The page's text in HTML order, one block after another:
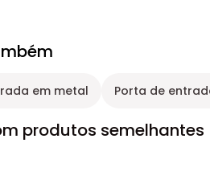
em metal Porta de
produtos semelhantes